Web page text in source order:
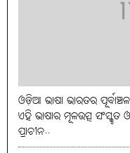
ଓଡ଼ିଆ ଭାଷା ଭାରତର
ଏହି ଭାଷାର ମୂଳଉତ୍ସ ସଂସ୍କୃତ
ପ୍ରାଚୀନ..